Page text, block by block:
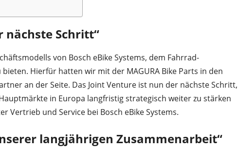
nächste Schritt“
von Bosch eBike Systems, dem Fahrrad-
Hierfür hatten wir mit der MAGURA Bike Parts in den
an der Seite. Das Joint Venture ist nun der nächste Schritt,
in Europa langfristig strategisch weiter zu stärken
Vertrieb und Service bei Bosch eBike Systems.
langjährigen Zusammenarbeit“